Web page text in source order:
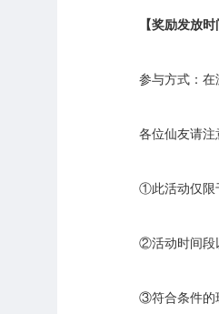
【奖励发放
参与方式：
各位仙友请注
①此活动仅限
②活动时间段
③符合条件的